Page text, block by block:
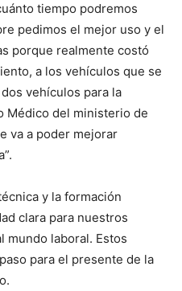
tiempo podremos
pedimos el mejor uso y el
porque realmente costó
a los vehículos que se
vehículos para la
Médico del ministerio de
va a poder mejorar
y la formación
clara para nuestros
mundo laboral. Estos
para el presente de la